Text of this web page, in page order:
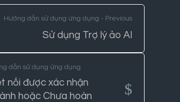
Hướng dẫn sử dụng ứng dụng - Previous
Sử dụng Trợ lý ảo AI
dẫn sử dụng ứng dụng
nối được xác nhận
hoặc Chưa hoàn